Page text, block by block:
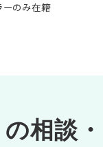
のみ在籍
の相談